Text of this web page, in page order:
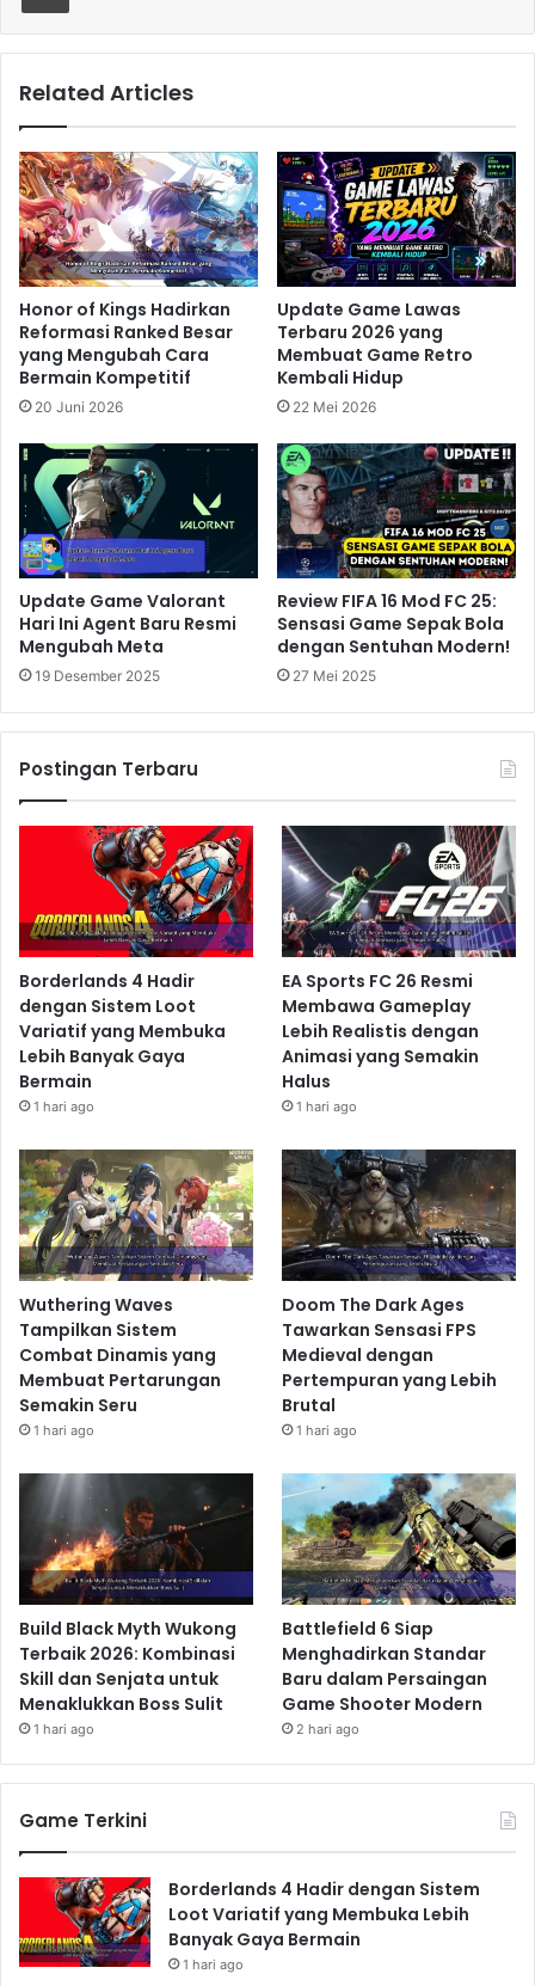
Related Articles
Honor of Kings Hadirkan
Reformasi Ranked Besar
yang Mengubah Cara
Bermain Kompetitif
20 Juni 2026
Update Game Lawas
Terbaru 2026 yang
Membuat Game Retro
Kembali Hidup
22 Mei 2026
Update Game Valorant
Hari Ini Agent Baru Resmi
Mengubah Meta
19 Desember 2025
Review FIFA 16 Mod FC 25:
Sensasi Game Sepak Bola
dengan Sentuhan Modern!
27 Mei 2025
Postingan Terbaru
Borderlands 4 Hadir
dengan Sistem Loot
Variatif yang Membuka
Lebih Banyak Gaya
Bermain
1 hari ago
EA Sports FC 26 Resmi
Membawa Gameplay
Lebih Realistis dengan
Animasi yang Semakin
Halus
1 hari ago
Wuthering Waves
Tampilkan Sistem
Combat Dinamis yang
Membuat Pertarungan
Semakin Seru
1 hari ago
Doom The Dark Ages
Tawarkan Sensasi FPS
Medieval dengan
Pertempuran yang Lebih
Brutal
1 hari ago
Build Black Myth Wukong
Terbaik 2026: Kombinasi
Skill dan Senjata untuk
Menaklukkan Boss Sulit
1 hari ago
Battlefield 6 Siap
Menghadirkan Standar
Baru dalam Persaingan
Game Shooter Modern
2 hari ago
Game Terkini
Borderlands 4 Hadir dengan Sistem
Loot Variatif yang Membuka Lebih
Banyak Gaya Bermain
1 hari ago